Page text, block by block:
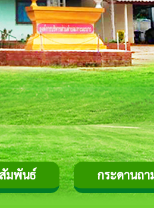
มพันธ์ กระดานถ